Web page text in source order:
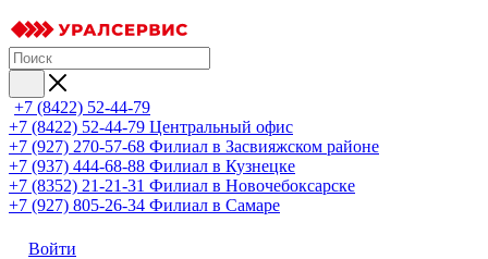
+7 (8422) 52-44-79
+7 (8422) 52-44-79 Центральный офис
+7 (927) 270-57-68 Филиал в Засвияжском районе
+7 (937) 444-68-88 Филиал в Кузнецке
+7 (8352) 21-21-31 Филиал в Новочебоксарске
+7 (927) 805-26-34 Филиал в Самаре
Войти